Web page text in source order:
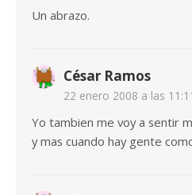
Un abrazo.
César Ramos
22 enero 2008 a las
Yo tambien me voy a sentir
y mas cuando hay gente